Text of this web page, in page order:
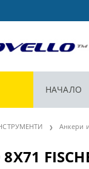
НАЧАЛО
Анкери